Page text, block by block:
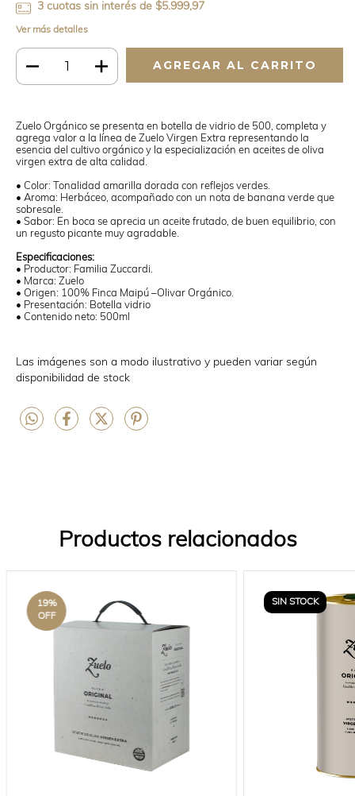
3 cuotas sin interés de $5.999,97
Ver más detalles
Zuelo Orgánico se presenta en botella de vidrio de 500, completa y
agrega valor a la línea de Zuelo Virgen Extra representando la
esencia del cultivo orgánico y la especialización en aceites de oliva
virgen extra de alta calidad.
• Color: Tonalidad amarilla dorada con reflejos verdes.
• Aroma: Herbáceo, acompañado con un nota de banana verde que
sobresale.
• Sabor: En boca se aprecia un aceite frutado, de buen equilibrio, con
un regusto picante muy agradable.
Especificaciones:
• Productor: Familia Zuccardi.
• Marca: Zuelo
• Origen: 100% Finca Maipú –Olivar Orgánico.
• Presentación: Botella vidrio
• Contenido neto: 500ml
Las imágenes son a modo ilustrativo y pueden variar según
disponibilidad de stock
Productos relacionados
19%
OFF
SIN STOCK